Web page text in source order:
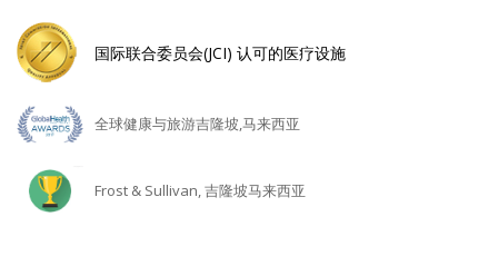
国际联合委员会(JCI) 认可的医疗设施
全球健康与旅游吉隆坡,马来西亚
Frost & Sullivan, 吉隆坡马来西亚